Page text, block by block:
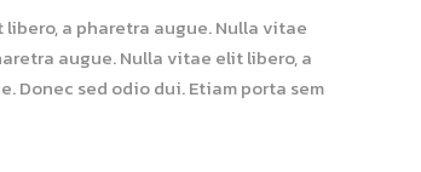
a pharetra augue. Nulla vitae
augue. Nulla vitae elit libero, a
Donec sed odio dui. Etiam porta sem